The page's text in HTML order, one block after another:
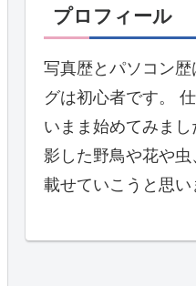
プロフィール
写真歴とパソコン
グは初心者です。
いまま始めてみま
影した野鳥や花や
載せていこうと思い